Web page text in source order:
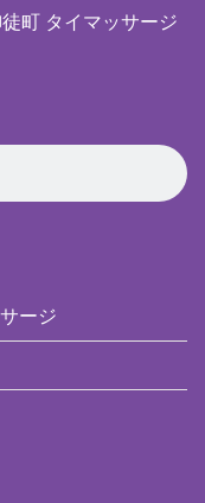
町 タイマッサージ
ージ